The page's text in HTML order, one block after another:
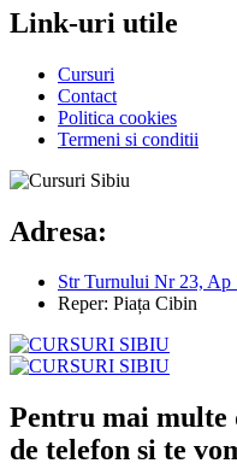
Link-uri utile
Cursuri
Contact
Politica cookies
Termeni si conditii
Adresa:
Str Turnului Nr 23, Ap
Reper: Piața Cibin
Pentru mai multe
de telefon si te